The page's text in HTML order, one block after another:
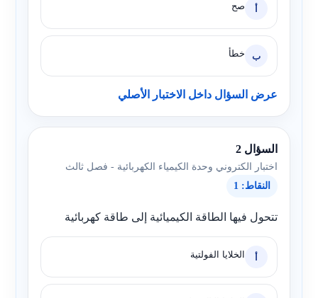
أ صح
ب خطأ
عرض السؤال داخل الاختبار الأصلي
السؤال 2
اختبار الكتروني وحدة الكيمياء الكهربائية - فصل ثالث
النقاط: 1
تتحول فيها الطاقة الكيميائية إلى طاقة كهربائية
أ الخلايا الفولتية